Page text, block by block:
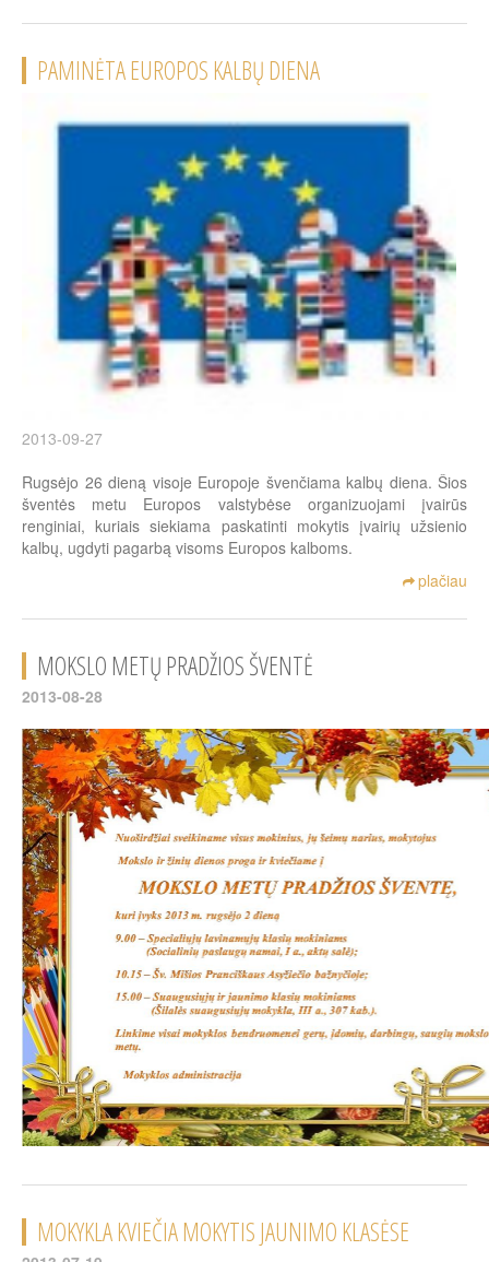
PAMINĖTA EUROPOS KALBŲ DIENA
2013-09-27
Rugsėjo 26 dieną visoje Europoje švenčiama kalbų diena. Šios
šventės metu Europos valstybėse organizuojami įvairūs
renginiai, kuriais siekiama paskatinti mokytis įvairių užsienio
kalbų, ugdyti pagarbą visoms Europos kalboms.
plačiau
MOKSLO METŲ PRADŽIOS ŠVENTĖ
2013-08-28
MOKYKLA KVIEČIA MOKYTIS JAUNIMO KLASĖSE